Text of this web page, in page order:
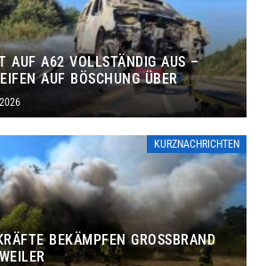
AUF A62 VOLLSTÄNDIG AUS –
AUF BÖSCHUNG ÜBER
KURZNACHRICHTEN
BEKÄMPFEN GROSSBRAND B